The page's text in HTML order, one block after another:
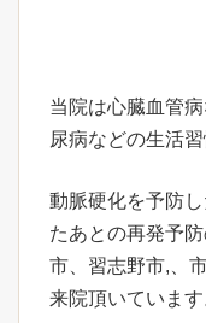
当院は心臓血管
尿病などの生活
動脈硬化を予防
たあとの再発予
市、習志野市,、
来院頂いています